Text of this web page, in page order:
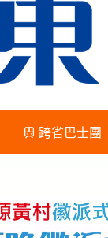
跨省巴士團